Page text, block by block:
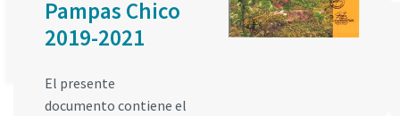
Pampas Chico
2019-2021
El presente
documento contiene el